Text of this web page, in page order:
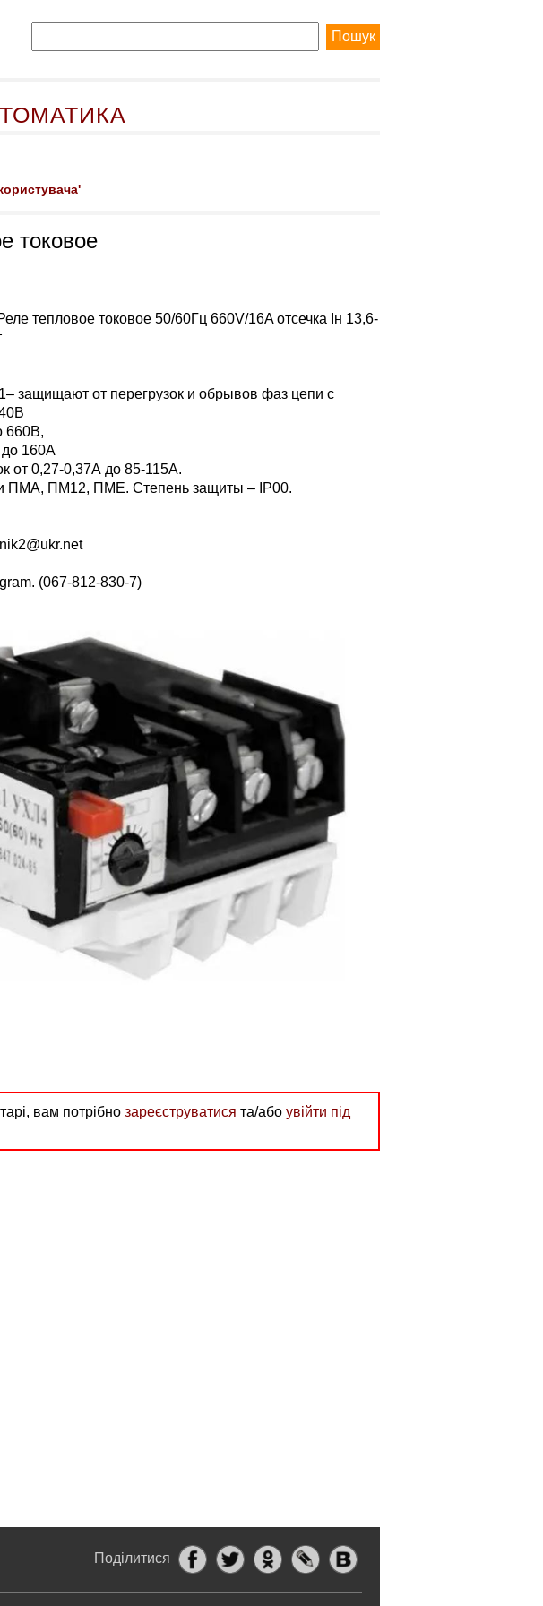
токовое
тепловое токовое 50/60Гц 660V/16A отсечка Iн 13,6-
защищают от перегрузок и обрывов фаз цепи c
660В,
до 160А
от 0,27-0,37А до 85-115А.
ПМА, ПМ12, ПМЕ. Степень защиты – IP00.
(067-812-830-7)
вам потрібно зареєструватися та/або увійти під
Поділитися